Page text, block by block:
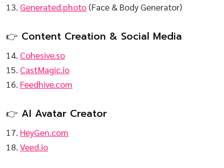
13. Generated.photo (Face & Body Generator)
👉 Content Creation & Social Media
14. Cohesive.so
15. CastMagic.io
16. Feedhive.com
👉 AI Avatar Creator
17. HeyGen.com
18. Veed.io